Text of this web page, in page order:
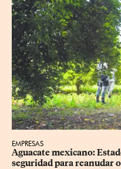
EMPRESAS
Aguacate mexicano:
seguridad para reanudar